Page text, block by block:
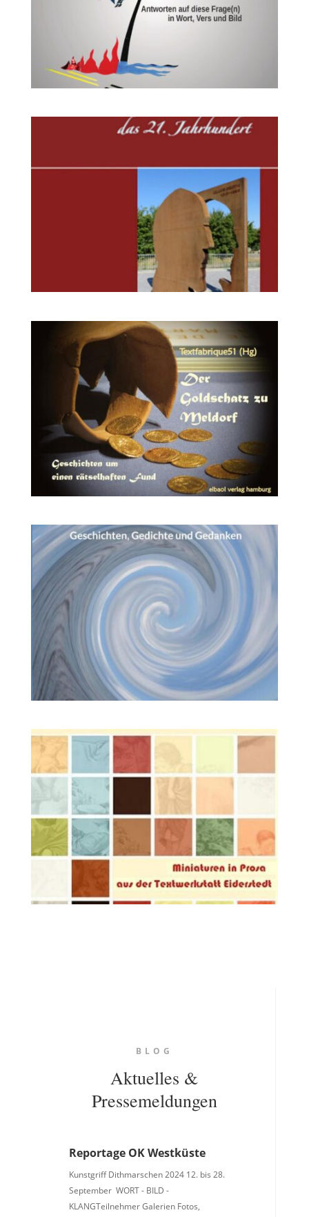
BLOG
Aktuelles &
Pressemeldungen
Reportage OK Westküste
Kunstgriff Dithmarschen 2024 12. bis 28.
September WORT - BILD -
KLANGTeilnehmer Galerien Fotos,